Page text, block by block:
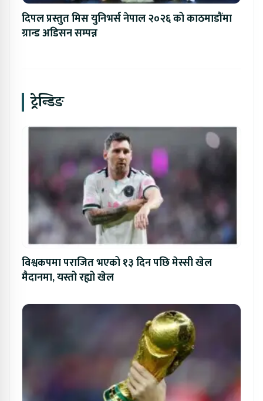
दिपल प्रस्तुत मिस युनिभर्स नेपाल २०२६ को काठमाडौंमा
ग्रान्ड अडिसन सम्पन्न
ट्रेन्डिङ
विश्वकपमा पराजित भएको १३ दिन पछि मेस्सी खेल
मैदानमा, यस्तो रह्यो खेल